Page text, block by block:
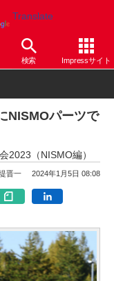
Translate
検索 Impressサイト
NISMOパーツで
2023（NISMO編）
晋一 2024年1月5日 08:08